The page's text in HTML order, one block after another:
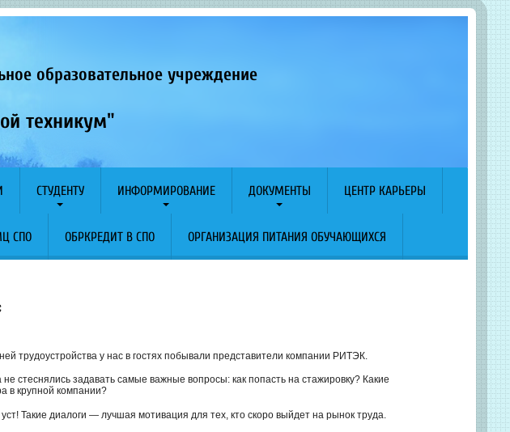
образовательное учреждение
техникум"
СТУДЕНТУ ИНФОРМИРОВАНИЕ ДОКУМЕНТЫ ЦЕНТР КАРЬЕРЫ
СПО ОБРКРЕДИТ В СПО ОРГАНИЗАЦИЯ ПИТАНИЯ ОБУЧАЮЩИХСЯ
трудоустройства у нас в гостях побывали представители компании РИТЭК.
стеснялись задавать самые важные вопросы: как попасть на стажировку? Какие
в крупной компании?
Такие диалоги — лучшая мотивация для тех, кто скоро выйдет на рынок труда.